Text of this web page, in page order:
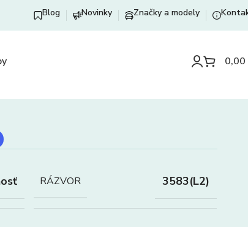
Blog Novinky Značky a modely
0,00
RÁZVOR 3583(L2)